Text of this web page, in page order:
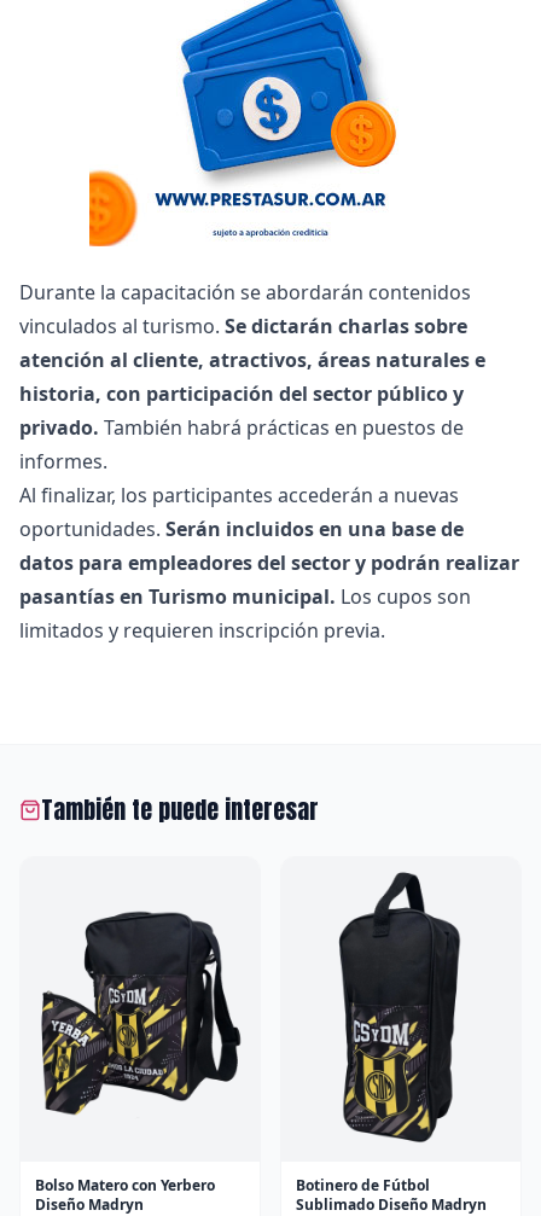
Durante la capacitación se abordarán contenidos
vinculados al turismo. Se dictarán charlas sobre
atención al cliente, atractivos, áreas naturales e
historia, con participación del sector público y
privado. También habrá prácticas en puestos de
informes.
Al finalizar, los participantes accederán a nuevas
oportunidades. Serán incluidos en una base de
datos para empleadores del sector y podrán realizar
pasantías en Turismo municipal. Los cupos son
limitados y requieren inscripción previa.
También te puede interesar
Bolso Matero con Yerbero
Diseño Madryn
Botinero de Fútbol
Sublimado Diseño Madryn